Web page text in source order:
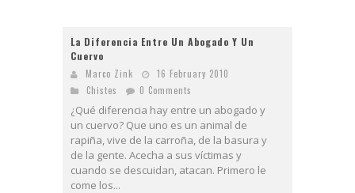
La Diferencia Entre Un Abogado Y Un
Cuervo
Marco Zink
16 February 2010
Chistes
0 Comments
¿Qué diferencia hay entre un abogado y
un cuervo? Que uno es un animal de
rapiña, vive de la carroña, de la basura y
de la gente. Acecha a sus víctimas y
cuando se descuidan, atacan. Primero le
come los...